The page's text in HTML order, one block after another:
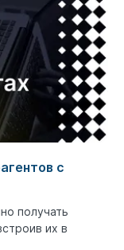
с
получать
их в